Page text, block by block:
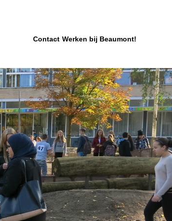
Contact Werken bij Beaumont!